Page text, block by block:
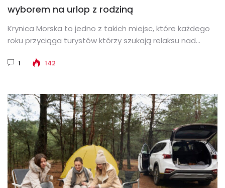
wyborem na urlop z rodziną
Krynica Morska to jedno z takich miejsc, które każdego
roku przyciąga turystów którzy szukają relaksu nad
1 142